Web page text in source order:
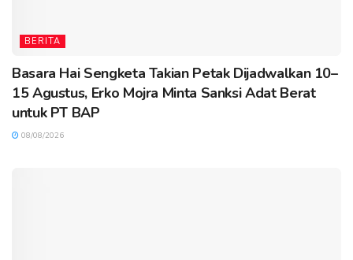
BERITA
Basara Hai Sengketa Takian Petak Dijadwalkan 10–
15 Agustus, Erko Mojra Minta Sanksi Adat Berat
untuk PT BAP
08/08/2026